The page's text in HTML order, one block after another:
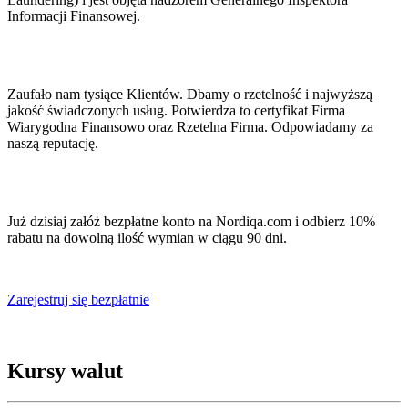
Informacji Finansowej.
Zaufało nam tysiące Klientów. Dbamy o rzetelność i najwyższą
jakość świadczonych usług. Potwierdza to certyfikat Firma
Wiarygodna Finansowo oraz Rzetelna Firma. Odpowiadamy za
naszą reputację.
Już dzisiaj załóż bezpłatne konto na Nordiqa.com i odbierz 10%
rabatu na dowolną ilość wymian w ciągu 90 dni.
Zarejestruj się bezpłatnie
Kursy walut